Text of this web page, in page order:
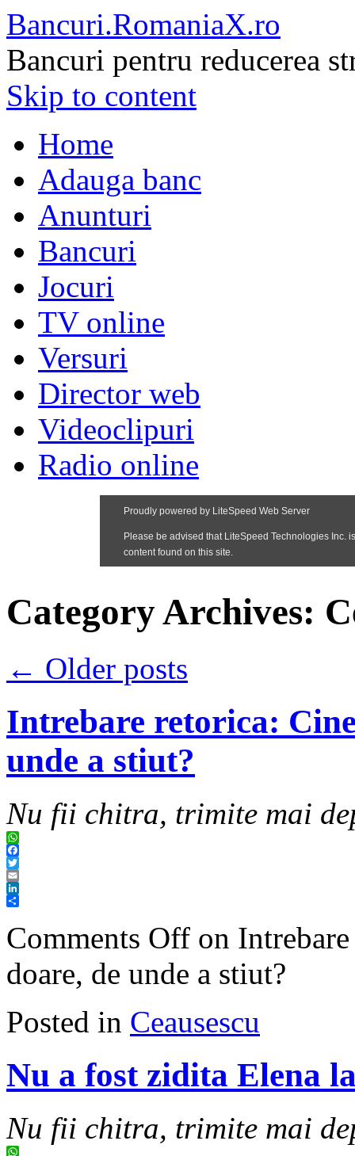
Bancuri.RomaniaX.ro
Bancuri pentru reducerea
Skip to content
Home
Adauga banc
Anunturi
Bancuri
Jocuri
TV online
Versuri
Director web
Videoclipuri
Radio online
Category Archives:
← Older posts
Intrebare retorica:
unde a stiut?
Nu fii chitra, trimite mai
WhatsApp
Facebook
Twitter
Email
LinkedIn
Comments Off on
doare, de unde a stiut?
Posted in Ceausescu
Nu a fost zidita Elena
Nu fii chitra, trimite mai